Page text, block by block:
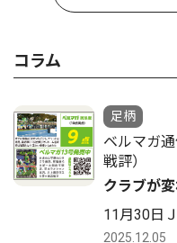
コラム
足柄
ベルマガ
戦評）
クラブが
11月30日
2025.12.05